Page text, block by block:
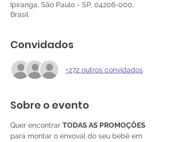
Ipiranga, São Paulo - SP, 04206-000,
Brasil
Convidados
+272 outros convidados
Sobre o evento
Quer encontrar TODAS AS PROMOÇÕES
para montar o enxoval do seu bebê em